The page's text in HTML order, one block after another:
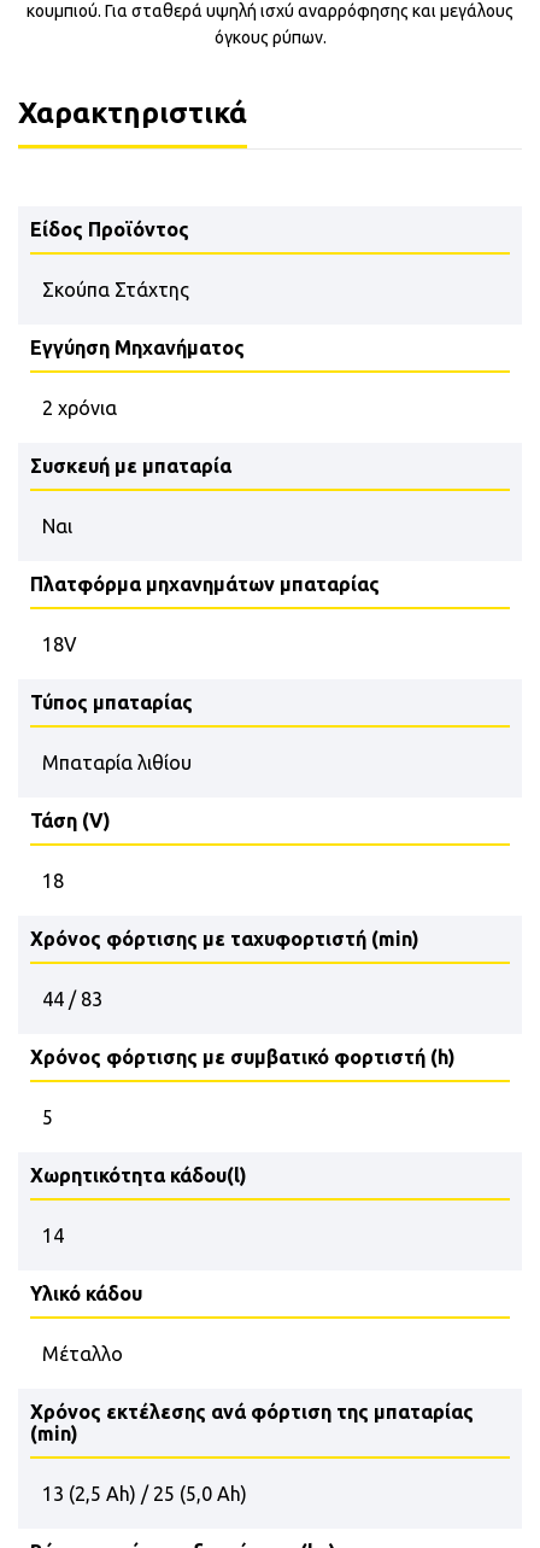
κουμπιού. Για σταθερά υψηλή ισχύ αναρρόφησης και μεγάλους
όγκους ρύπων.
Χαρακτηριστικά
Είδος Προϊόντος
Σκούπα Στάχτης
Εγγύηση Μηχανήματος
2 χρόνια
Συσκευή με μπαταρία
Ναι
Πλατφόρμα μηχανημάτων μπαταρίας
18V
Τύπος μπαταρίας
Μπαταρία λιθίου
Τάση (V)
18
Χρόνος φόρτισης με ταχυφορτιστή (min)
44 / 83
Χρόνος φόρτισης με συμβατικό φορτιστή (h)
5
Χωρητικότητα κάδου(l)
14
Υλικό κάδου
Μέταλλο
Χρόνος εκτέλεσης ανά φόρτιση της μπαταρίας
(min)
13 (2,5 Ah) / 25 (5,0 Ah)